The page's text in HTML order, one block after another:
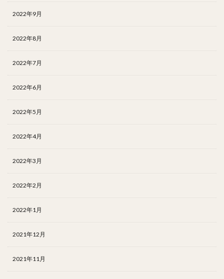
2022年9月
2022年8月
2022年7月
2022年6月
2022年5月
2022年4月
2022年3月
2022年2月
2022年1月
2021年12月
2021年11月